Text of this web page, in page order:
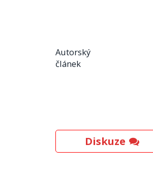
Autorský
článek
Diskuze